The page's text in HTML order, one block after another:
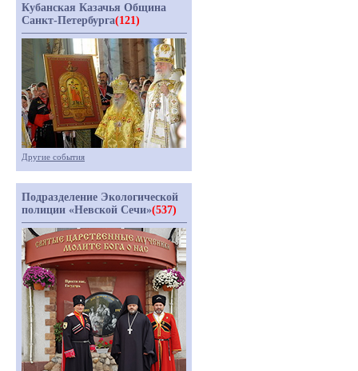
Кубанская Казачья Община
Санкт-Петербурга(121)
Другие события
Подразделение Экологической
полиции «Невской Сечи»(537)